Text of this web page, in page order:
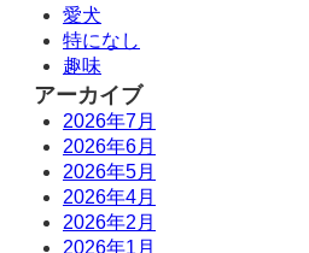
愛犬
特になし
趣味
アーカイブ
2026年7月
2026年6月
2026年5月
2026年4月
2026年2月
2026年1月